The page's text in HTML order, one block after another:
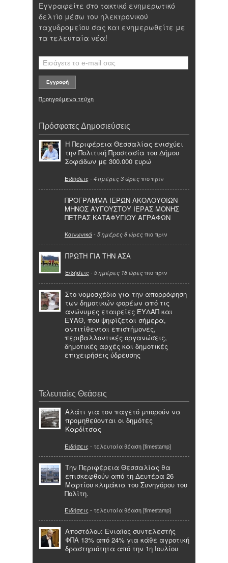
Εγγραφείτε στο τακτικό ενημερωτικό
δελτίο μέσω του ηλεκτρονικού
ταχυδρομείου σας και ενημερωθείτε με
τα τελευταία νέα!
Προηγούμενα τεύχη
Πρόσφατες Δημοσιεύσεις
Η Περιφέρεια Θεσσαλίας ενισχύει
την Πολιτική Προστασία του Δήμου
Σοφάδων με 300.000 ευρώ
Ειδήσεις - 4 ημέρες 3 ώρες πιο πριν
ΠΡΟΓΡΑΜΜΑ ΙΕΡΩΝ ΑΚΟΛΟΥΘΙΩΝ
ΜΗΝΟΣ ΑΥΓΟΥΣΤΟΥ ΙΕΡΑΣ ΜΟΝΗΣ
ΠΕΤΡΑΣ ΚΑΤΑΦΥΓΙΟΥ ΑΓΡΑΦΩΝ
Κοινωνικά- 5 ημέρες 8 ώρες πιο πριν
ΠΡΩΤΗ ΓΙΑ ΤΗΝ ΑΣΑ
Ειδήσεις - 5 ημέρες 18 ώρες πιο πριν
Στο νομοσχέδιο για την απορρόφηση
των δημοτικών φορέων από τις
ανώνυμες εταιρείες ΕΥΔΑΠ και
ΕΥΑΘ, που ψηφίζεται σήμερα,
αντιτίθενται επιστήμονες,
περιβαλλοντικές οργανώσεις,
δημοτικές αρχές και δημοτικές
επιχειρήσεις ύδρευσης
Τελευταίες Θεάσεις
Αλάτι για τον παγετό μπορούν να
προμηθεύονται οι δημότες
Καρδίτσας
Ειδήσεις - τελευταία θέαση [timestamp]
Την Περιφέρεια Θεσσαλίας θα
επισκεφθούν από τη Δευτέρα 26
Μαρτίου κλιµάκια του Συνηγόρου του
Πολίτη.
Ειδήσεις - τελευταία θέαση [timestamp]
Αποστόλου: Ενιαίος συντελεστής
ΦΠΑ 13% από 24% για κάθε αγροτική
δραστηριότητα από την 1η Ιουλίου